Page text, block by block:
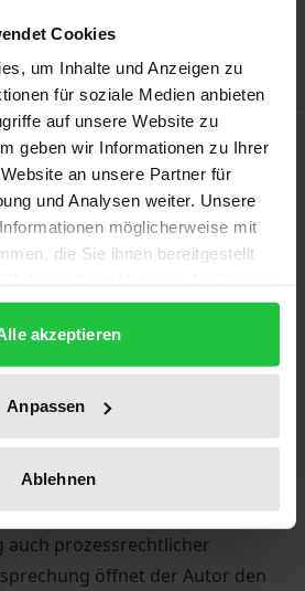
Cookies
um Inhalte und Anzeigen zu
für soziale Medien anbieten
auf unsere Website zu
geben wir Informationen zu Ihrer
an unsere Partner für
und Analysen weiter. Unsere
möglicherweise mit
die Sie ihnen bereitgestellt
akzeptieren
Anpassen
Ablehnen
gegenüber Richter:innen
und rechtswissenschaftliche
einen Einblick in die wenig
der Interessenrepräsentation
Judikative. Mittels
verfassungsrechtlich
die richterliche
wirksame Schranke für
Interessenvertretung dar?
auch prozessrechtlicher
öffnet der Autor den